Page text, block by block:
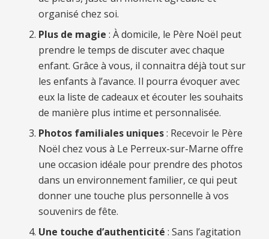
organisé chez soi.
Plus de magie : À domicile, le Père Noël peut
prendre le temps de discuter avec chaque
enfant. Grâce à vous, il connaitra déjà tout sur
les enfants à l’avance. Il pourra évoquer avec
eux la liste de cadeaux et écouter les souhaits
de manière plus intime et personnalisée.
Photos familiales uniques: Recevoir le Père
Noël chez vous à Le Perreux-sur-Marne offre
une occasion idéale pour prendre des photos
dans un environnement familier, ce qui peut
donner une touche plus personnelle à vos
souvenirs de fête.
Une touche d’authenticité : Sans l’agitation